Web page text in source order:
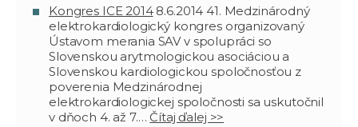
Kongres ICE 2014 8.6.2014 41. Medzinárodný
elektrokardiologický kongres organizovaný
Ústavom merania SAV v spolupráci so
Slovenskou arytmologickou asociáciou a
Slovenskou kardiologickou spoločnosťou z
poverenia Medzinárodnej
elektrokardiologickej spoločnosti sa uskutočnil
v dňoch 4. až 7.…Čítaj ďalej >>